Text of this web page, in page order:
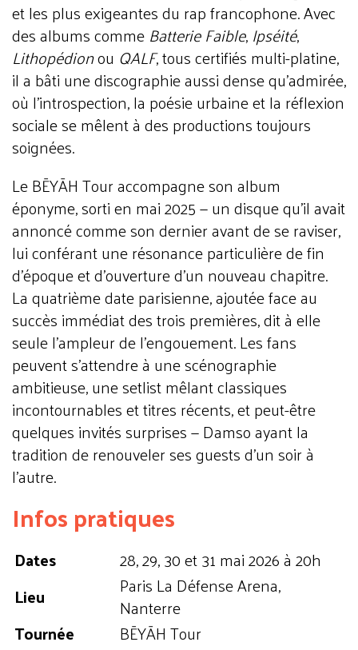
et les plus exigeantes du rap francophone. Avec
des albums commeBatterie Faible,Ipséité,
Lithopédionou QALF, tous certifiés multi-platine,
il a bâti une discographie aussi dense qu'admirée,
où l'introspection, la poésie urbaine et la réflexion
sociale se mêlent à des productions toujours
soignées.
Le BĒYĀH Tour accompagne son album
éponyme, sorti en mai 2025 — un disque qu'il avait
annoncé comme son dernier avant de se raviser,
lui conférant une résonance particulière de fin
d'époque et d'ouverture d'un nouveau chapitre.
La quatrième date parisienne, ajoutée face au
succès immédiat des trois premières, dit à elle
seule l'ampleur de l'engouement. Les fans
peuvent s'attendre à une scénographie
ambitieuse, une setlist mêlant classiques
incontournables et titres récents, et peut-être
quelques invités surprises — Damso ayant la
tradition de renouveler ses guests d'un soir à
l'autre.
Infos pratiques
Dates
28, 29, 30 et 31 mai 2026 à 20h
Lieu
Paris La Défense Arena,
Nanterre
Tournée
BĒYĀH Tour